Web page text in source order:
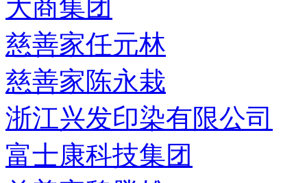
大商集团
慈善家任元林
慈善家陈永栽
浙江兴发印染有限公司
富士康科技集团